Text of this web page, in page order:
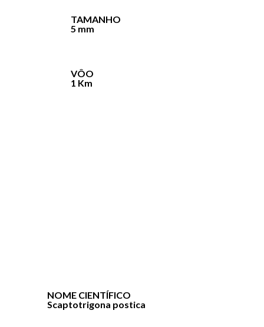
TAMANHO
5 mm
VÔO
1 Km
NOME CIENTÍFICO
Scaptotrigona postica